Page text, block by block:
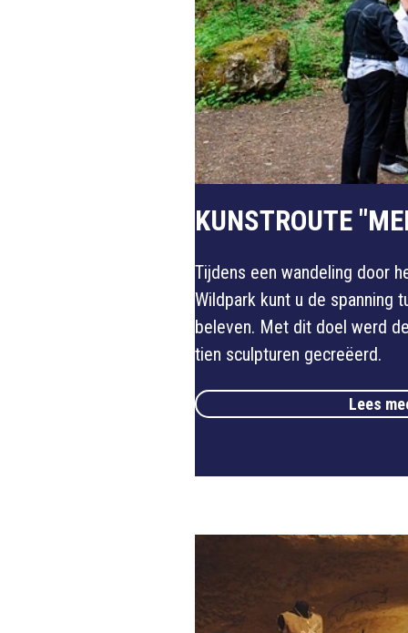
KUNSTROUTE
Tijdens een wandeling door
Wildpark kunt u de spanning
beleven. Met dit doel werd
tien sculpturen gecreëerd.
Lees